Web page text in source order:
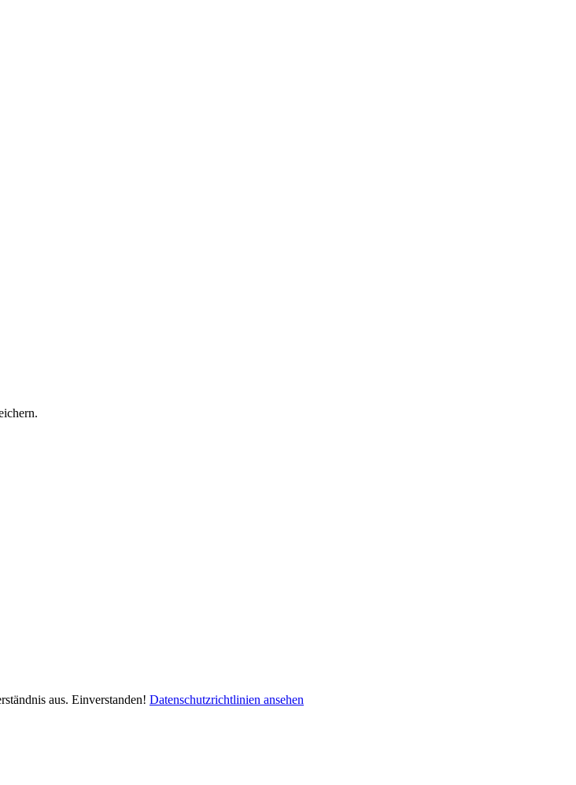
aus. Einverstanden! Datenschutzrichtlinien ansehen